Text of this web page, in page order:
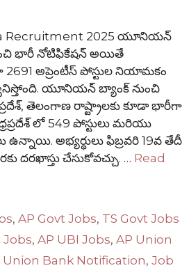
Recruitment 2025 యూనియన్
భారీ నోటిఫికేషన్ అయితే
2691 అప్రెంటీస్ పోస్టుల నియామకం
యూనియన్ బ్యాంక్ నుంచి
తెలంగాణ రాష్ట్రాలకు కూడా భారీగా
లో 549 పోస్టులు మరియు
అభ్యర్థులు ఫిబ్రవరి 19వ తేదీ
దరఖాస్తు చేసుకోవచ్చు. … Read
,AP Govt Jobs, TS Govt Jobs
Jobs,AP UBI Jobs,AP Union
Union Bank Notification, Job